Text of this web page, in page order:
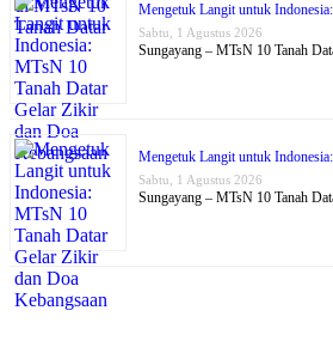
Mengetuk Langit untuk
Sabtu, 1 Agustus 2026
Sungayang – MTsN 10 Tanah
Mengetuk Langit untuk
Sabtu, 1 Agustus 2026
Sungayang – MTsN 10 Tanah